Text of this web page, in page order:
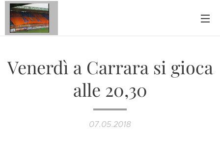
Venerdì a Carrara si gioca
alle 20,30
07.05.2018